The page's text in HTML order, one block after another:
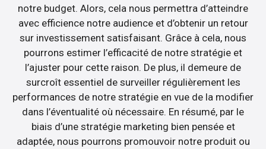
notre budget. Alors, cela nous permettra d’atteindre
avec efficience notre audience et d’obtenir un retour
sur investissement satisfaisant. Grâce à cela, nous
pourrons estimer l’efficacité de notre stratégie et
l’ajuster pour cette raison. De plus, il demeure de
surcroît essentiel de surveiller régulièrement les
performances de notre stratégie en vue de la modifier
dans l’éventualité où nécessaire. En résumé, par le
biais d’une stratégie marketing bien pensée et
adaptée, nous pourrons promouvoir notre produit ou